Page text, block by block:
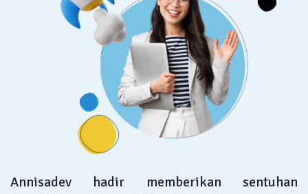
Annisadev hadir memberikan sentuhan